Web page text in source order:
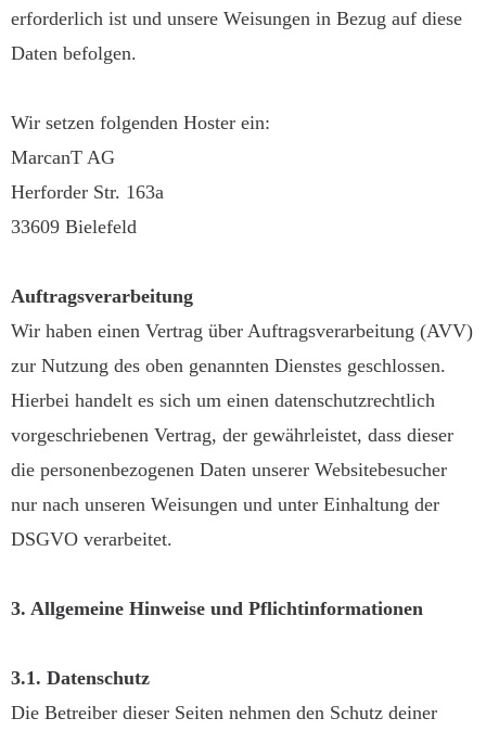
erforderlich ist und unsere Weisungen in Bezug auf diese
Daten befolgen.
Wir setzen folgenden Hoster ein:
MarcanT AG
Herforder Str. 163a
33609 Bielefeld
Auftragsverarbeitung
Wir haben einen Vertrag über Auftragsverarbeitung (AVV)
zur Nutzung des oben genannten Dienstes geschlossen.
Hierbei handelt es sich um einen datenschutzrechtlich
vorgeschriebenen Vertrag, der gewährleistet, dass dieser
die personenbezogenen Daten unserer Websitebesucher
nur nach unseren Weisungen und unter Einhaltung der
DSGVO verarbeitet.
3. Allgemeine Hinweise und Pflichtinformationen
3.1. Datenschutz
Die Betreiber dieser Seiten nehmen den Schutz deiner